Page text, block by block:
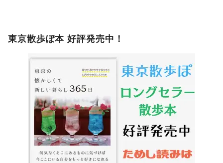
東京散歩ぽ本 好評発売中！